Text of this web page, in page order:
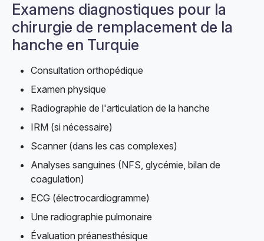
Examens diagnostiques pour la
chirurgie de remplacement de la
hanche en Turquie
Consultation orthopédique
Examen physique
Radiographie de l'articulation de la hanche
IRM (si nécessaire)
Scanner (dans les cas complexes)
Analyses sanguines (NFS, glycémie, bilan de
coagulation)
ECG (électrocardiogramme)
Une radiographie pulmonaire
Évaluation préanesthésique